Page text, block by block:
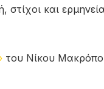
στίχοι και
του Νίκου